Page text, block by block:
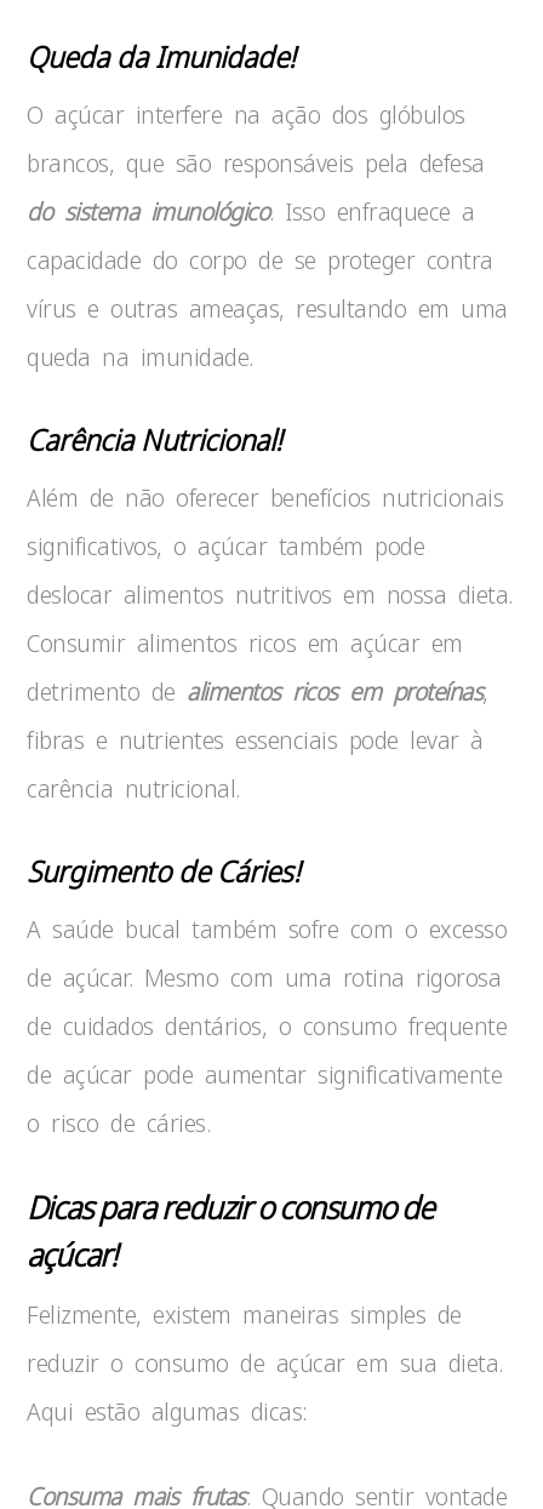
Queda da Imunidade!
O açúcar interfere na ação dos glóbulos
brancos, que são responsáveis pela defesa
do sistema imunológico. Isso enfraquece a
capacidade do corpo de se proteger contra
vírus e outras ameaças, resultando em uma
queda na imunidade.
Carência Nutricional!
Além de não oferecer benefícios nutricionais
significativos, o açúcar também pode
deslocar alimentos nutritivos em nossa dieta.
Consumir alimentos ricos em açúcar em
detrimento de alimentos ricos em proteínas,
fibras e nutrientes essenciais pode levar à
carência nutricional.
Surgimento de Cáries!
A saúde bucal também sofre com o excesso
de açúcar. Mesmo com uma rotina rigorosa
de cuidados dentários, o consumo frequente
de açúcar pode aumentar significativamente
o risco de cáries.
Dicas para reduzir o consumo de
açúcar!
Felizmente, existem maneiras simples de
reduzir o consumo de açúcar em sua dieta.
Aqui estão algumas dicas:
Consuma mais frutas: Quando sentir vontade